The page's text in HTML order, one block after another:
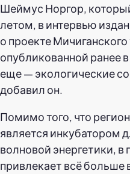
Шеймус Норгор,
летом, в интервью
о проекте
опубликованной ранее
еще — экологические
добавил он.
Помимо того, что
является инкубатором
волновой энергетики, в
привлекает всё больше